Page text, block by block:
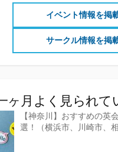
イベント情報を掲
サークル情報を掲
ヶ月よく見られて
【神奈川】おすすめの英
選！（横浜市、川崎市、